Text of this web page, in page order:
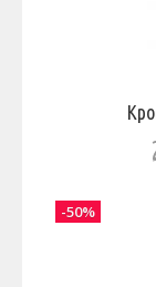
-50%